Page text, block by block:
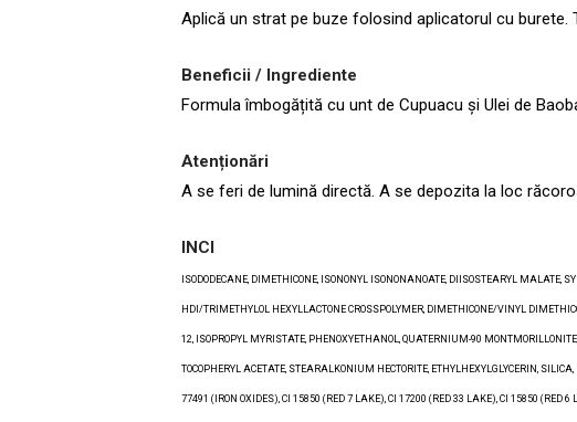
Aplică un strat pe buze folosind aplicatorul cu burete.
Beneficii / Ingrediente
Formula îmbogățită cu unt de Cupuacu și Ulei de
Atenționări
A se feri de lumină directă. A se depozita la loc
INCI
ISODODECANE, DIMETHICONE, ISONONYL ISONONANOATE, DIISOSTEARYL MALATE,
HDI/TRIMETHYLOL HEXYLLACTONE CROSSPOLYMER, DIMETHICONE/VINYL
12, ISOPROPYL MYRISTATE, PHENOXYETHANOL, QUATERNIUM-90
TOCOPHERYL ACETATE, STEARALKONIUM HECTORITE, ETHYLHEXYLGLYCERIN,
77491 (IRON OXIDES), CI 15850 (RED 7 LAKE), CI 17200 (RED 33 LAKE), CI 15850 (RED